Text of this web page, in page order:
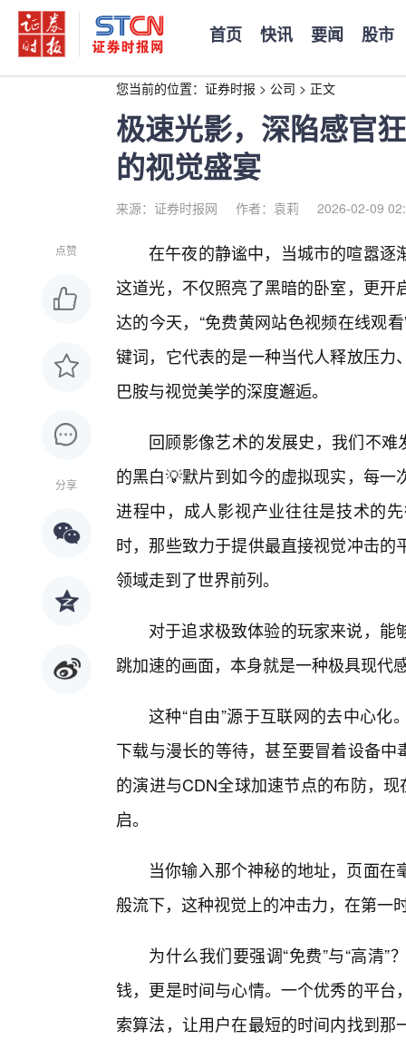
首页 快讯 要闻 股市
您当前的位置： 证券时报 > 公司 > 正文
极速光影，深陷感官
的视觉盛宴
来源：证券时报网 作者：袁莉 2026-02-09
点赞
分享
在午夜的静谧中，当城市的喧嚣逐
这道光，不仅照亮了黑暗的卧室，更
达的今天，“免费黄网站色视频在线观
键词，它代表的是一种当代人释放压
巴胺与视觉美学的深度邂逅。
回顾影像艺术的发展史，我们不难
的黑白💡默片到如今的虚拟现实，每
进程中，成人影视产业往往是技术的
时，那些致力于提供最直接视觉冲击
领域走到了世界前列。
对于追求极致体验的玩家来说，
跳加速的画面，本身就是一种极具现代
这种“自由”源于互联网的去中心
下载与漫长的等待，甚至要冒着设备
的演进与CDN全球加速节点的布防，
启。
当你输入那个神秘的地址，页面
般流下，这种视觉上的冲击力，在第一
为什么我们要强调“免费”与“高清
钱，更是时间与心情。一个优秀的平
索算法，让用户在最短的时间内找到